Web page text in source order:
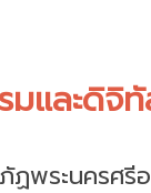
และดิจิทั
ฏพระนครศรี